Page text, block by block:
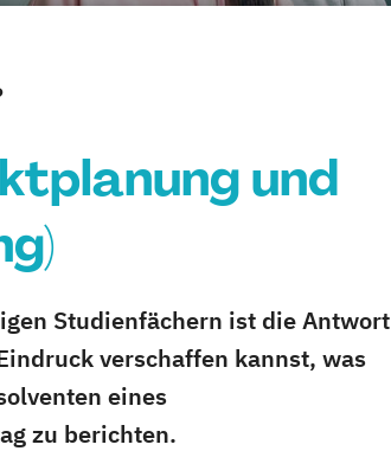
und
Studienfächern ist die Antwort
verschaffen kannst, was
eines
zu berichten.